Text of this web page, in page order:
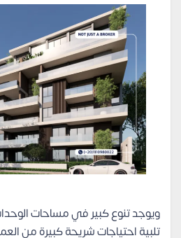
ويوجد تنوع كبير في مساحات
تلبية احتياجات شريحة كبيرة من